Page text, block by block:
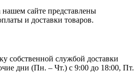
нашем сайте представлены
и доставки товаров.
собственной службой доставки
дни (Пн. – Чт.) с 9:00 до 18:00, Пт.